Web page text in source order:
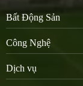
Bất Động Sản
Công Nghệ
Dịch vụ